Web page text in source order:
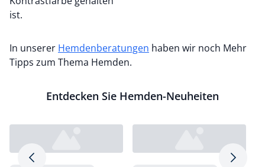
ist.
In unserer Hemdenberatungen haben wir noch Mehr
Tipps zum Thema Hemden.
Entdecken Sie Hemden-Neuheiten
Pfeil nach rechts Pfeil